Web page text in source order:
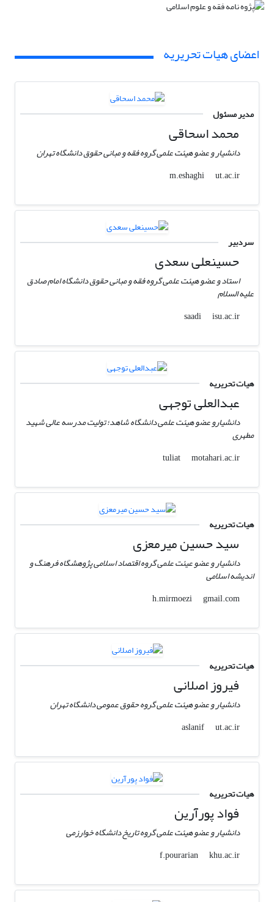
اعضای هیات تحریریه
مدیر مسئول
محمد اسحاقی
دانشیار و عضو هیئت علمی گروه فقه و مبانی حقوق دانشگاه تهران
m.eshaghi
ut.ac.ir
سردبیر
حسینعلی سعدی
استاد و عضو هیئت علمی گروه فقه و مبانی حقوق دانشگاه امام صادق
علیه السلام
saadi
isu.ac.ir
هیات تحریریه
عبدالعلی توجهی
دانشیارو عضو هیئت علمی دانشگاه شاهد؛ تولیت مدرسه عالی شهید
مطهری
tuliat
motahari.ac.ir
هیات تحریریه
سید‌ حسین میرمعزی
دانشیار و عضو عیئت علمی گروه اقتصاد اسلامی پژوهشگاه فرهنگ و
اندیشه اسلامی
h.mirmoezi
gmail.com
هیات تحریریه
فیروز اصلانی
دانشیار و عضو هیئت علمی گروه حقوق عمومی دانشگاه تهران
aslanif
ut.ac.ir
هیات تحریریه
فواد پورآرین
دانشیار و عضو هیئت علمی گروه تاریخ دانشگاه خوارزمی
f.pourarian
khu.ac.ir